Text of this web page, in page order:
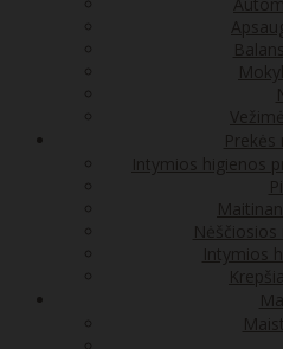
Prekės
Intymios higienos
Nėščiosios
Intymios